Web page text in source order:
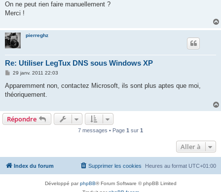
On ne peut rien faire manuellement ?
Merci !
pierreghz
Re: Utiliser LegTux DNS sous Windows XP
M
s
s
a
29 janv. 2011 22:03
Apparemment non, contactez Microsoft, ils sont plus aptes que moi,
théoriquement.
Répondre
7 messages • Page 1 sur 1
Aller à
Index du forum Heures au format UTC+01:00
Supprimer les cookies
Développé parphpBB® Forum Software © phpBB Limited